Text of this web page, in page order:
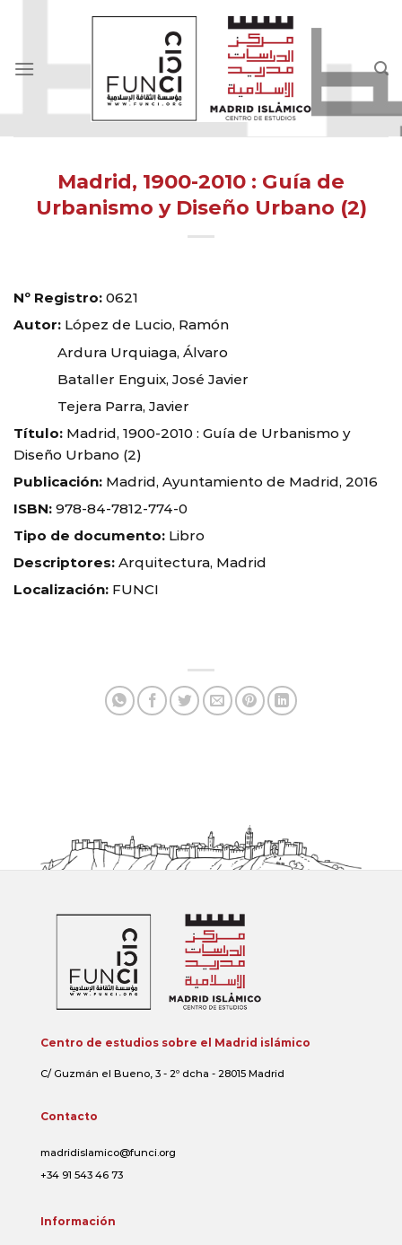
Madrid, 1900-2010 : Guía de
Urbanismo y Diseño Urbano (2)
Nº Registro: 0621
Autor: López de Lucio, Ramón
Ardura Urquiaga, Álvaro
Bataller Enguix, José Javier
Tejera Parra, Javier
Título: Madrid, 1900-2010 : Guía de Urbanismo y
Diseño Urbano (2)
Publicación: Madrid, Ayuntamiento de Madrid, 2016
ISBN: 978-84-7812-774-0
Tipo de documento: Libro
Descriptores: Arquitectura, Madrid
Localización: FUNCI
Centro de estudios sobre el Madrid islámico
C/ Guzmán el Bueno, 3 - 2º dcha - 28015 Madrid
Contacto
madridislamico@funci.org
+34 91 543 46 73
Información